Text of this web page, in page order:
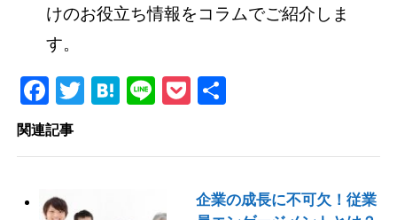
けのお役立ち情報をコラムでご紹介しま
す。
Facebook
Twitter
Hatena
LinePocket
関連記事
企業の成長に不可欠！従業